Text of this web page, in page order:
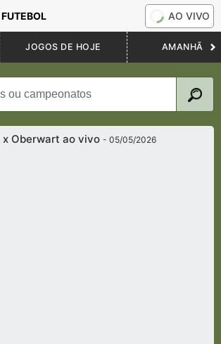
AO VIVO
JOGOS DE HOJE AMANHÃ
x Oberwart ao vivo- 05/05/2026